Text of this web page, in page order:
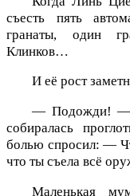
съесть пять
гранаты, один
Клинков…
И её рост
— Подожди! —
собиралась
болью спросил: —
что ты съела всё
Маленькая